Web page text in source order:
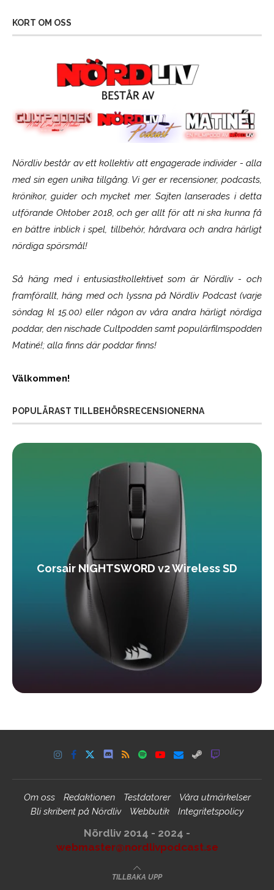
KORT OM OSS
Nördliv består av ett kollektiv att engagerade individer - alla
med sin egen unika tillgång. Vi ger er recensioner, podcasts,
krönikor, guider och mycket mer. Sajten lanserades i detta
utförande Oktober 2018, och ger allt för att ni ska kunna få
en bättre inblick i spel, tillbehör, hårdvara och andra härligt
nördiga spörsmål!
Så häng med i entusiastkollektivet som ärNördliv- och
framförallt, häng med och lyssna på Nördliv Podcast (varje
söndag kl 15.00) eller någon av våra andra härligt nördiga
poddar, den nischade Cultpodden samt populärfilmspodden
Matiné!; alla finns där poddar finns!
Välkommen!
POPULÄRAST TILLBEHÖRSRECENSIONERNA
Corsair NIGHTSWORD v2 Wireless SD
Om oss Redaktionen Testdatorer
Våra utmärkelser
Bli skribent på Nördliv
Webbutik Integritetspolicy
Nördliv 2014 - 2024 -
webmaster@nordlivpodcast.se
TILLBAKA UPP